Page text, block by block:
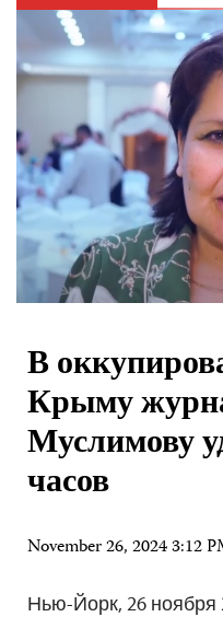
В
Крыму
Муслимову
часов
November 26, 2024 3:12
Нью-Йорк, 26 ноября